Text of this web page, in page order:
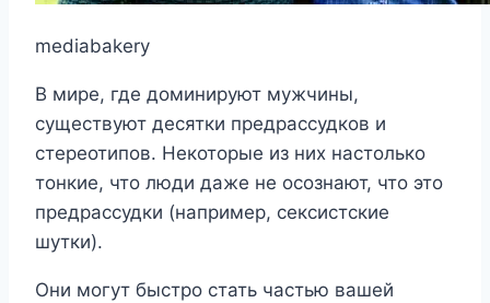
mediabakery
В мире, где доминируют мужчины,
существуют десятки предрассудков и
стереотипов. Некоторые из них настолько
тонкие, что люди даже не осознают, что это
предрассудки (например, сексистские
шутки).
Они могут быстро стать частью вашей